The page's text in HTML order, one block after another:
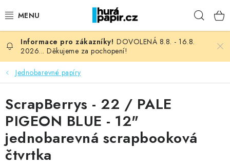
na
NOVINKY
HURÁ DÍLNA
VŠECHNO ZBOŽÍ
KNIHAŘSKÝ MATERIÁL
KURZY NATY LYSAK
DOVOLENÁ 8.8. - 16.8.
2026... Děkujeme za pochopení!
Jednobarevné papíry
ScrapBerrys - 22 / PALE
PIGEON BLUE - 12"
jednobarevná scrapbooková
čtvrtka